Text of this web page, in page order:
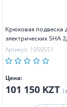
Крюковая подвеска
электрических SHA
Артикул: 1050551
Цена:
101 150 KZT